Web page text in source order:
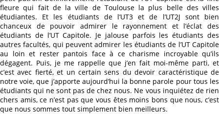
fleure qui fait de la ville de Toulouse la plus belle des villes
étudiantes. Et les étudiants de l’UT3 et de l’UT2J sont bien
chanceux de pouvoir admirer le rayonnement et l’éclat des
étudiants de l’UT Capitole. Je jalouse parfois les étudiants des
autres facultés, qui peuvent admirer les étudiants de l’UT Capitole
au loin et rester pantois face à ce charisme incroyable qu’ils
dégagent. Puis, je me rappelle que j’en fait moi-même parti, et
c’est avec fierté, et un certain sens du devoir caractéristique de
notre voie, que j’apporte aujourd’hui la bonne parole pour tous les
étudiants qui ne sont pas de chez nous. Ne vous inquiétez de rien
chers amis, ce n’est pas que vous êtes moins bons que nous, c’est
que nous sommes tout simplement bien meilleurs.